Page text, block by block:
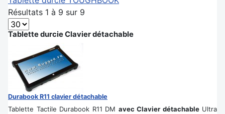
Résultats 1 à 9 sur 9
Tablette durcie Clavier détachable
Durabook R11 clavier détachable
Tablette Tactile Durabook R11 DM avec Clavier détachableUltra